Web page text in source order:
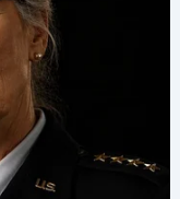
уже почти
зал… и